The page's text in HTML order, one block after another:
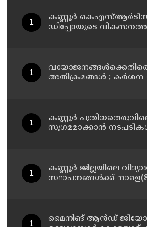
കണ്ണൂർ
ഡിപ്പോയുടെ
അതിക്രമങ്ങൾ ; കർശന
കണ്ണൂർ
സുഗമമാക്കാന്‍
കണ്ണൂർ ജില്ലയിലെ
സ്ഥാപനങ്ങള്‍ക്ക്
മൈനിങ് ആൻഡ്​